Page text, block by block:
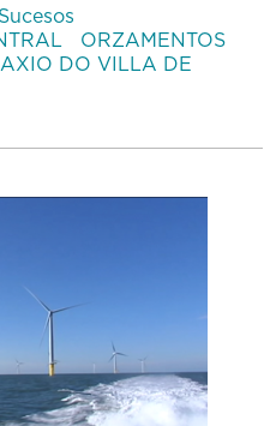
Sucesos
ORZAMENTOS
DO VILLA DE